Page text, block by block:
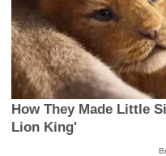
How They Made Little
Lion King'